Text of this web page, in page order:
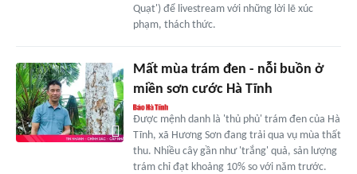
Quạt') để livestream với những lời lẽ xúc
phạm, thách thức.
Mất mùa trám đen - nỗi buồn ở
miền sơn cước Hà Tĩnh
Được mệnh danh là 'thủ phủ' trám đen của Hà
Tĩnh, xã Hương Sơn đang trải qua vụ mùa thất
thu. Nhiều cây gần như 'trắng' quả, sản lượng
trám chỉ đạt khoảng 10% so với năm trước.